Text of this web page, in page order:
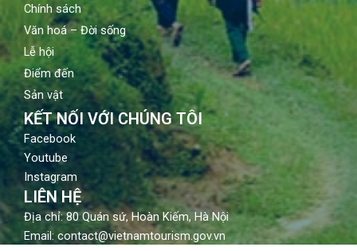
Chính sách
Văn hoá – Đời sống
Lễ hội
Điểm đến
Sản vật
KẾT NỐI VỚI CHÚNG TÔI
Facebook
Youtube
Instagram
LIÊN HỆ
Địa chỉ: 80 Quán sứ, Hoàn Kiếm, Hà Nội
Email: contact@vietnamtourism.gov.vn